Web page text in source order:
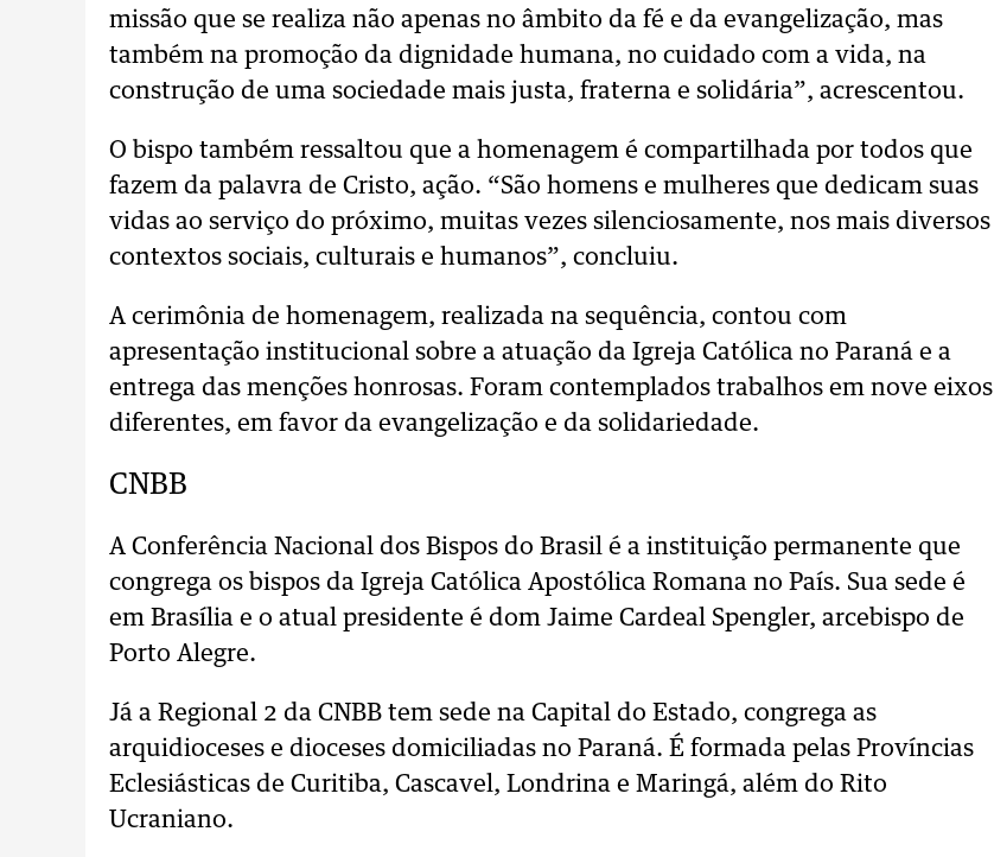
missão que se realiza não apenas no âmbito da fé e da evangelização, mas
também na promoção da dignidade humana, no cuidado com a vida, na
construção de uma sociedade mais justa, fraterna e solidária”, acrescentou.
O bispo também ressaltou que a homenagem é compartilhada por todos que
fazem da palavra de Cristo, ação. “São homens e mulheres que dedicam suas
vidas ao serviço do próximo, muitas vezes silenciosamente, nos mais diversos
contextos sociais, culturais e humanos”, concluiu.
A cerimônia de homenagem, realizada na sequência, contou com
apresentação institucional sobre a atuação da Igreja Católica no Paraná e a
entrega das menções honrosas. Foram contemplados trabalhos em nove eixos
diferentes, em favor da evangelização e da solidariedade.
CNBB
A Conferência Nacional dos Bispos do Brasil é a instituição permanente que
congrega os bispos da Igreja Católica Apostólica Romana no País. Sua sede é
em Brasília e o atual presidente é dom Jaime Cardeal Spengler, arcebispo de
Porto Alegre.
Já a Regional 2 da CNBB tem sede na Capital do Estado, congrega as
arquidioceses e dioceses domiciliadas no Paraná. É formada pelas Províncias
Eclesiásticas de Curitiba, Cascavel, Londrina e Maringá, além do Rito
Ucraniano.